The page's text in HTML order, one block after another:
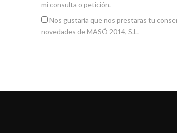
mi consulta o petición.
Nos gustaría que nos prestaras tu
novedades de MASÓ 2014, S.L.